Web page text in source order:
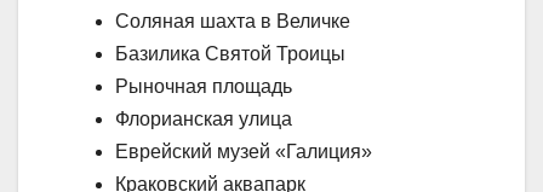
Соляная шахта в Величке
Базилика Святой Троицы
Рыночная площадь
Флорианская улица
Еврейский музей «Галиция»
Краковский аквапарк